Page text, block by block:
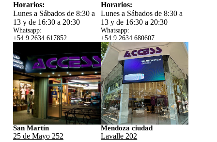
Horarios:
Lunes a Sábados de 8:30 a
13 y de 16:30 a 20:30
Whatsapp:
+54 9 2634 617852
Horarios:
Lunes a Sábados de 8:30 a
13 y de 16:30 a 20:30
Whatsapp:
+54 9 2634 680607
San Martín
25 de Mayo 252
Mendoza ciudad
Lavalle 202